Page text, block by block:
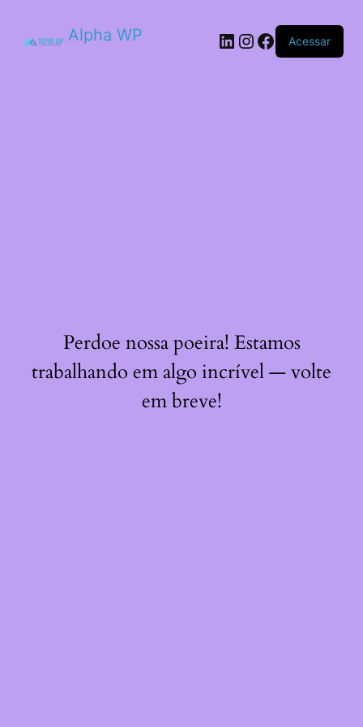
Alpha WP LinkedIn
Instagram
Facebook
Acessar
Perdoe nossa poeira! Estamos
trabalhando em algo incrível — volte
em breve!